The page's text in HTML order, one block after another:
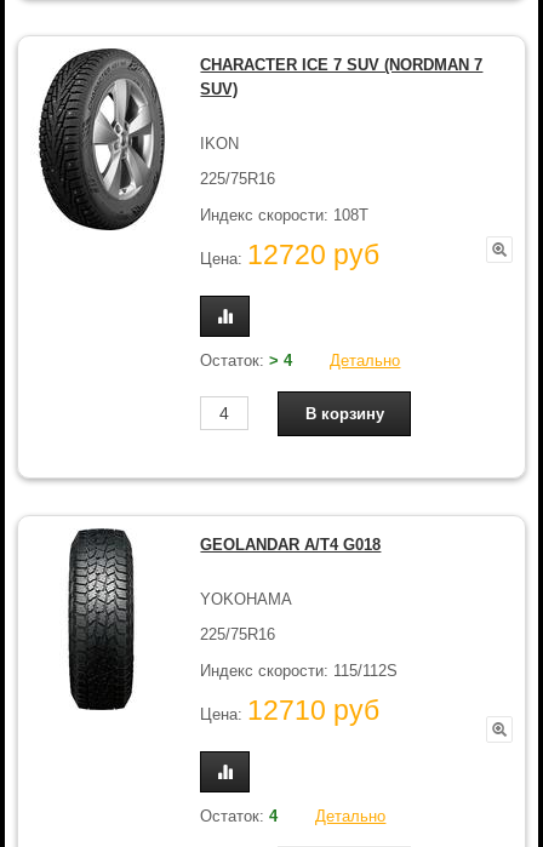
CHARACTER ICE 7 SUV (NORDMAN 7
SUV)
IKON
225/75R16
Индекс скорости: 108T
Цена: 12720 руб
Остаток:> 4 Детально
GEOLANDAR A/T4 G018
YOKOHAMA
225/75R16
Индекс скорости: 115/112S
Цена: 12710 руб
Остаток:4 Детально